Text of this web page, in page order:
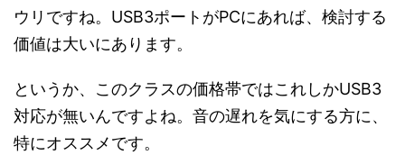
ウリですね。USB3ポートがPCにあれば、検討する
価値は大いにあります。
というか、このクラスの価格帯ではこれしかUSB3
対応が無いんですよね。音の遅れを気にする方に、
特にオススメです。